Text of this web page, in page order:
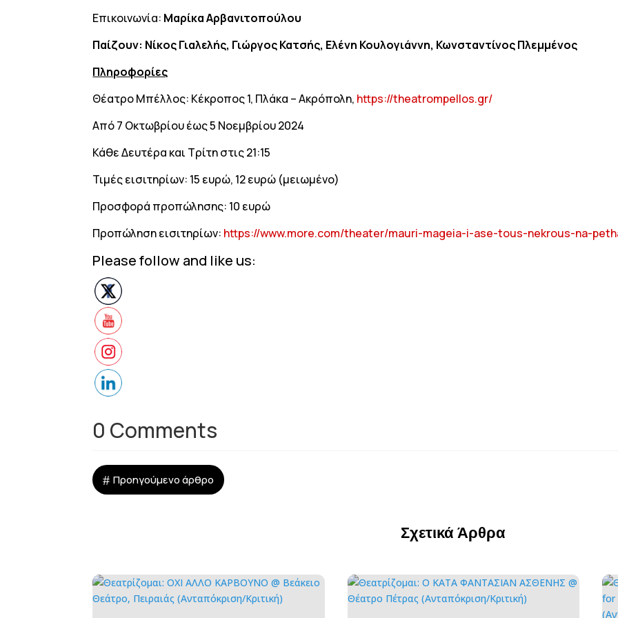
Επικοινωνία: Μαρίκα Αρβανιτοπούλου
Παίζουν: Νίκος Γιαλελής, Γιώργος Κατσής, Ελένη Κουλογιάννη, Κωνσταντίνος Πλεμμένος
Πληροφορίες
Θέατρο Μπέλλος: Κέκροπος 1, Πλάκα – Ακρόπολη, https://theatrompellos.gr/
Από 7 Οκτωβρίου έως 5 Νοεμβρίου 2024
Κάθε Δευτέρα και Τρίτη στις 21:15
Τιμές εισιτηρίων: 15 ευρώ, 12 ευρώ (μειωμένο)
Προσφορά προπώλησης: 10 ευρώ
Προπώληση εισιτηρίων: https://www.more.com/theater/mauri-mageia-i-ase-tous-nekrous-na-
Please follow and like us:
0 Comments
# Προηγούμενο άρθρο
Σχετικά Άρθρα